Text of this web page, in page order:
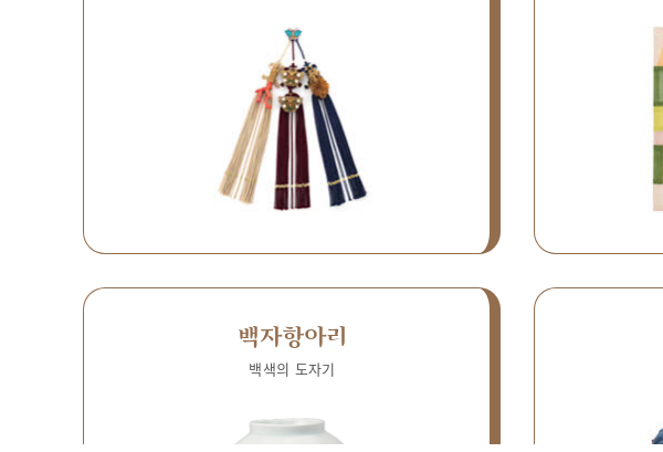
백자항아리
백색의 도자기